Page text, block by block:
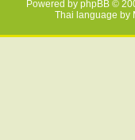
Powered by phpBB ©
Thai language by